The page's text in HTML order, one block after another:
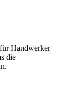
Handwerker
die